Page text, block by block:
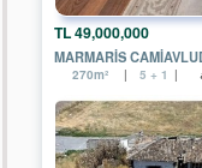
49,000,000 TL
MARMARIS
270m² 5 + 1